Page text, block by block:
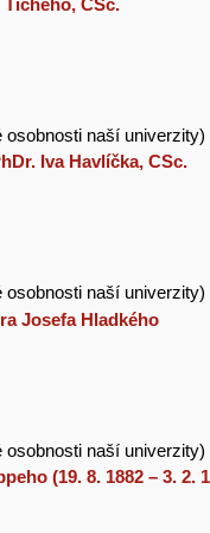
osobnosti naší univerzity)
Iva Havlíčka, CSc.
osobnosti naší univerzity)
Josefa Hladkého
osobnosti naší univerzity)
(19. 8. 1882 – 3. 2.